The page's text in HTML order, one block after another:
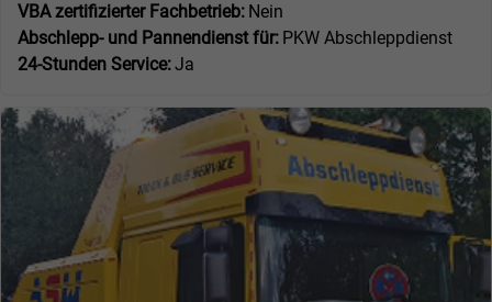
VBA zertifizierter Fachbetrieb: Nein
Abschlepp- und Pannendienst für: PKW Abschleppdienst
24-Stunden Service:Ja